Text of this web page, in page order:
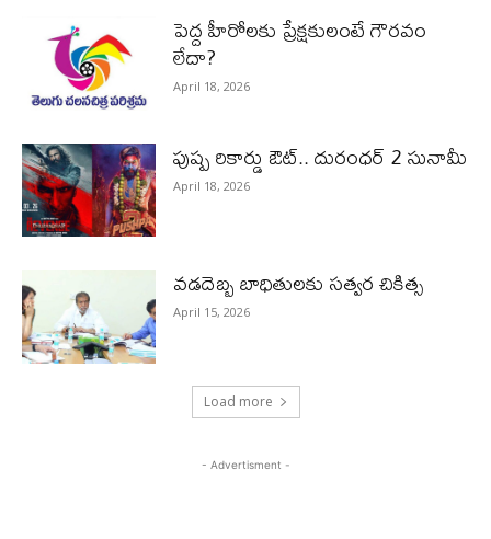
పెద్ద హీరోల‌కు ప్రేక్ష‌కులంటే గౌర‌వం
లేదా?
April 18, 2026
పుష్ప రికార్డు ఔట్‌.. దురంధ‌ర్ 2 సునామీ
April 18, 2026
వడదెబ్బ బాధితులకు సత్వర చికిత్స
April 15, 2026
Load more
- Advertisment -